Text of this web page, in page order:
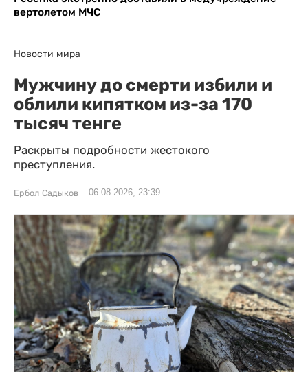
вертолетом МЧС
Новости мира
Мужчину до смерти избили и
облили кипятком из-за 170
тысяч тенге
Раскрыты подробности жестокого
преступления.
Ербол Садыков 06.08.2026, 23:39